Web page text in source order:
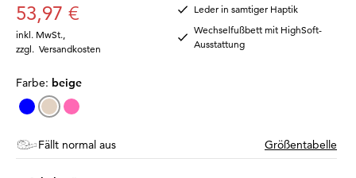
53,97 €
inkl. MwSt.
zzgl. Versandkosten
Leder in samtiger Haptik
Wechselfußbett mit HighSoft-
Ausstattung
Farbe: beige
Fällt normal aus Größentabelle